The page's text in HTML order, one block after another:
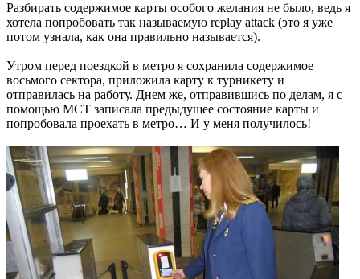
Разбирать содержимое карты особого желания не было, ведь я
хотела попробовать так называемую replay attack (это я уже
потом узнала, как она правильно называется).
Утром перед поездкой в метро я сохранила содержимое
восьмого сектора, приложила карту к турникету и
отправилась на работу. Днем же, отправившись по делам, я с
помощью MCT записала предыдущее состояние карты и
попробовала проехать в метро… И у меня получилось!